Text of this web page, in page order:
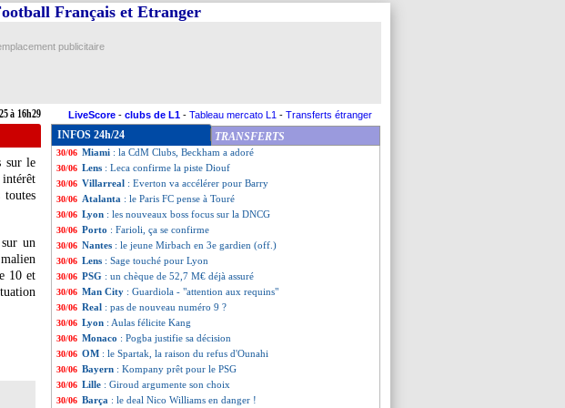
à 16h29
Français et Etranger
publicitaire
LiveScore - clubs de L1 - Tableau mercato L1 - Transferts étranger
sur le
un
10 et
INFOS 24h/24 TRANSFERTS
30/06 Bayern : Sané, contrat terminé en plein tournoi
30/06 PSG
30/06 Nantes: Castro, Franck Kita n'a jamais douté
30/06 Guingamp : Picard vers un cador de MLS
30/06 Miami : la CdM Clubs, Beckham a adoré
30/06 Lens : Leca confirme la piste Diouf
30/06 Villarreal : Everton va accélérer pour Barry
30/06 Atalanta : le Paris FC pense à Touré
30/06 Lyon : les nouveaux boss focus sur la DNCG
30/06 Porto : Farioli, ça se confirme
30/06 Nantes : le jeune Mirbach en 3e gardien (off.)
30/06 Lens : Sage touché pour Lyon
30/06 PSG : un chèque de 52,7 M€ déjà assuré
30/06 Man City : Guardiola - "attention aux requins"
30/06 Real : pas de nouveau numéro 9 ?
30/06 Lyon : Aulas félicite Kang
30/06 Monaco : Pogba justifie sa décision
30/06 OM : le Spartak, la raison du refus d'Ounahi
30/06 Bayern : Kompany prêt pour le PSG
30/06 Lille : Giroud argumente son choix
30/06 Barça : le deal Nico Williams en danger !